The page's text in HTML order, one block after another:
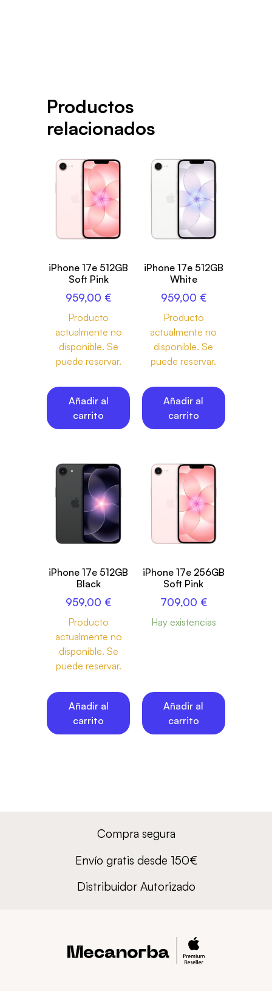
Productos
relacionados
iPhone 17e 512GB
Soft Pink
959,00 €
Producto
actualmente no
disponible. Se
puede reservar.
Añadir al
carrito
iPhone 17e 512GB
White
959,00 €
Producto
actualmente no
disponible. Se
puede reservar.
Añadir al
carrito
iPhone 17e 512GB
Black
959,00 €
Producto
actualmente no
disponible. Se
puede reservar.
Añadir al
carrito
iPhone 17e 256GB
Soft Pink
709,00 €
Hay existencias
Añadir al
carrito
Compra segura
Envío gratis desde 150€
Distribuidor Autorizado